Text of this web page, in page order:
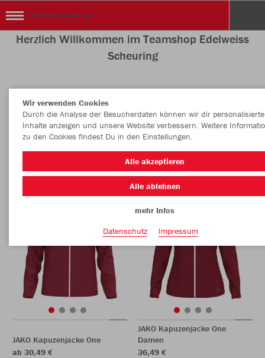
Edelweiss Scheuring
Herzlich Willkommen im Teamshop Edelweiss
Scheuring
Nachhaltig Farbe
JAKO Kapuzenjacke One
ab 30,49 €
JAKO Kapuzenjacke One
Damen
36,49 €
Wir verwenden Cookies
Durch die Analyse der Besucherdaten können wir dir personalisierte
Inhalte anzeigen und unsere Website verbessern. Weitere
zu den Cookies findest Du in den Einstellungen.
Alle akzeptieren
Alle ablehnen
mehr Infos
Datenschutz
Impressum